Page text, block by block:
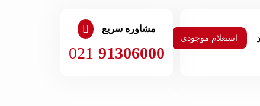
استعلام موجودی
مشاوره سریع
021 91306000